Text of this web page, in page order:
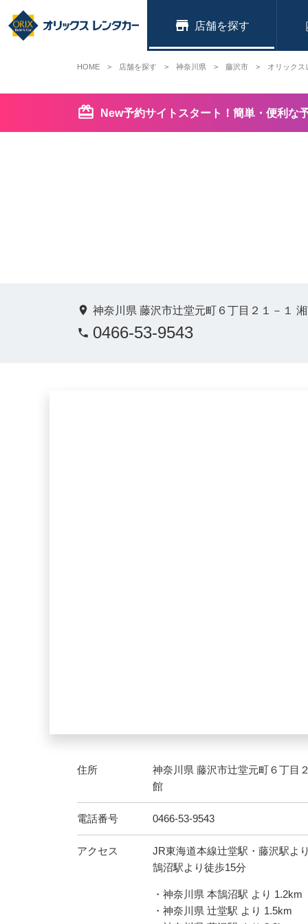
店舗
New予約サイトスタート！簡単・便利な
神奈川県 藤沢市辻堂元町６丁目２１－１
0466-53-9543
住所
神奈川県 藤沢市辻堂元町６丁目
館
電話番号 0466-53-9543
アクセス
JR東海道本線辻堂駅・藤沢駅よ
鵠沼駅より徒歩15分
・神奈川県 本鵠沼駅 より 1.2km
・神奈川県 辻堂駅 より 1.5km
HOME 店舗を探す 神奈川県 藤沢市 オリックス